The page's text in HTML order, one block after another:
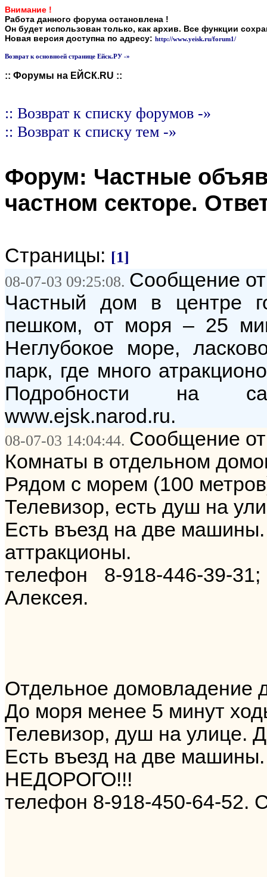
Внимание !
Работа данного форума остановлена !
Он будет использован только, как архив. Все функции
Новая версия доступна по адресу: http://www.yeisk.ru/forum1/
Возврат к основноей странице Ейск.РУ -»
:: Форумы на ЕЙСК.RU ::
:: Возврат к списку форумов -»
:: Возврат к списку тем -»
Форум: Частные
частном секторе.
Страницы: [1]
08-07-03 09:25:08. Сообщение
Частный дом в центре
пешком, от моря – 25
Неглубокое море,
парк, где много
Подробности на
www.ejsk.narod.ru.
08-07-03 14:04:44. Сообщение
Комнаты в отдельном
Рядом с морем (100
Телевизор, есть душ на
Есть въезд на две
аттракционы.
телефон 8-918-446-39-
Алексея.
Отдельное домовладение
До моря менее 5 минут
Телевизор, душ на улице.
Есть въезд на две
НЕДОРОГО!!!
телефон 8-918-450-64-52.